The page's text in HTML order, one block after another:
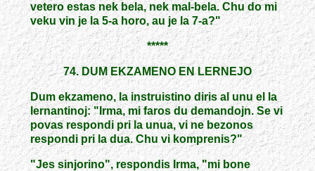
vetero estas nek bela, nek mal-bela. Chu do mi
veku vin je la 5-a horo, au je la 7-a?"
*****
74. DUM EKZAMENO EN LERNEJO
Dum ekzameno, la instruistino diris al unu el la
lernantinoj: "Irma, mi faros du demandojn. Se vi
povas respondi pri la unua, vi ne bezonos
respondi pri la dua. Chu vi komprenis?"
"Jes sinjorino", respondis Irma, "mi bone